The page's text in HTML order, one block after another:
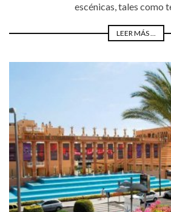
escénicas, tales como
LEER MÁS ...